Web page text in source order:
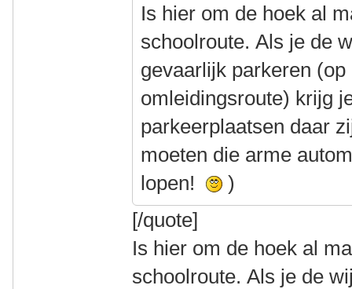
Is hier om de hoek al
schoolroute. Als je de
gevaarlijk parkeren
omleidingsroute) krijg
parkeerplaatsen daar
moeten die arme
lopen!
)
[/quote]
Is hier om de hoek al
schoolroute. Als je de